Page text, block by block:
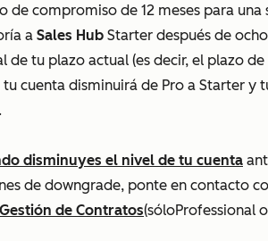
compromiso de 12 meses para una
a Sales Hub Starter después de
de tu plazo actual (es decir, el plazo
tu cuenta disminuirá de Pro a Starter y
disminuyes el nivel de tu cuenta
de downgrade, ponte en contacto
de Contratos(sóloProfessional o